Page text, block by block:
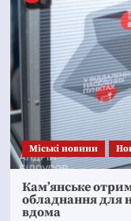
Mіські новини
Кам’янське
обладнання для
вдома